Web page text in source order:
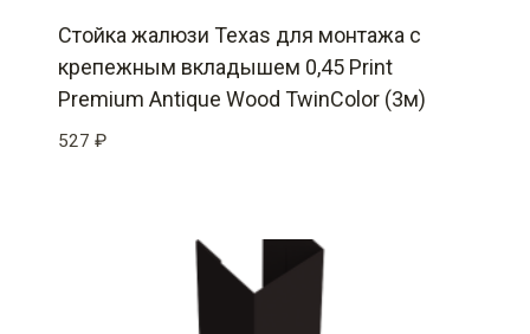
Стойка жалюзи Texas для монтажа с
крепежным вкладышем 0,45 Print
Premium Antique Wood TwinColor (3м)
527 ₽